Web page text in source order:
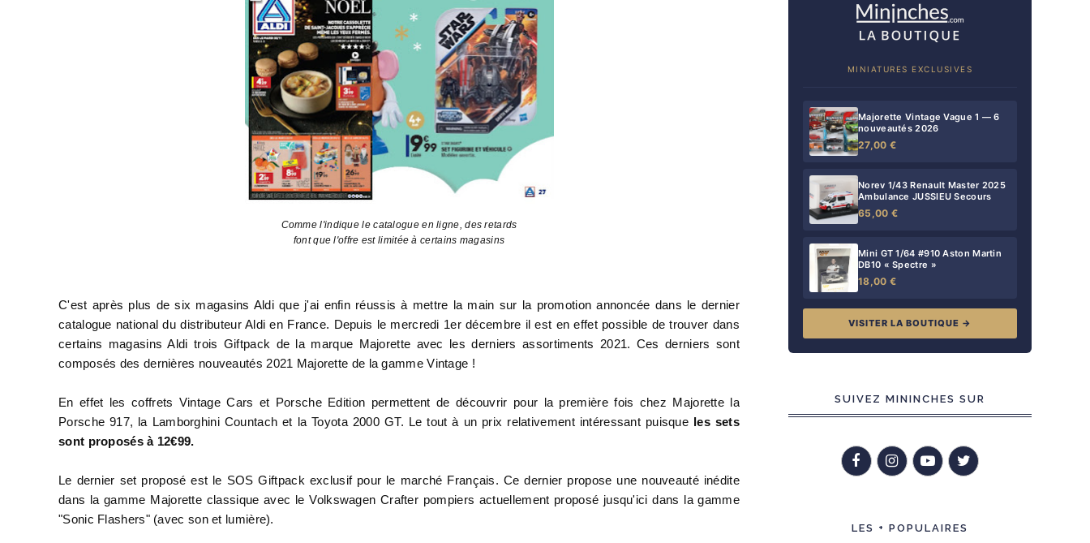
Comme l'indique le catalogue en ligne, des retards
font que l'offre est limitée à certains magasins
C'est après plus de six magasins Aldi que j'ai enfin réussis à mettre la main sur la promotion annoncée dans le dernier
catalogue national du distributeur Aldi en France. Depuis le mercredi 1er décembre il est en effet possible de trouver dans
certains magasins Aldi trois Giftpack de la marque Majorette avec les derniers assortiments 2021. Ces derniers sont
composés des dernières nouveautés 2021 Majorette de la gamme Vintage !
En effet les coffrets Vintage Cars et Porsche Edition permettent de découvrir pour la première fois chez Majorette la
Porsche 917, la Lamborghini Countach et la Toyota 2000 GT. Le tout à un prix relativement intéressant puisque les sets
sont proposés à 12€99.
Le dernier set proposé est le SOS Giftpack exclusif pour le marché Français. Ce dernier propose une nouveauté inédite
dans la gamme Majorette classique avec le Volkswagen Crafter pompiers actuellement proposé jusqu'ici dans la gamme
"Sonic Flashers" (avec son et lumière).
MINIATURES EXCLUSIVES
Majorette Vintage Vague 1 — 6
nouveautés 2026
27,00 €
Norev 1/43 Renault Master 2025
Ambulance JUSSIEU Secours
65,00 €
Mini GT 1/64 #910 Aston Martin
DB10 « Spectre »
18,00 €
VISITER LA BOUTIQUE →
SUIVEZ MININCHES SUR
LES + POPULAIRES